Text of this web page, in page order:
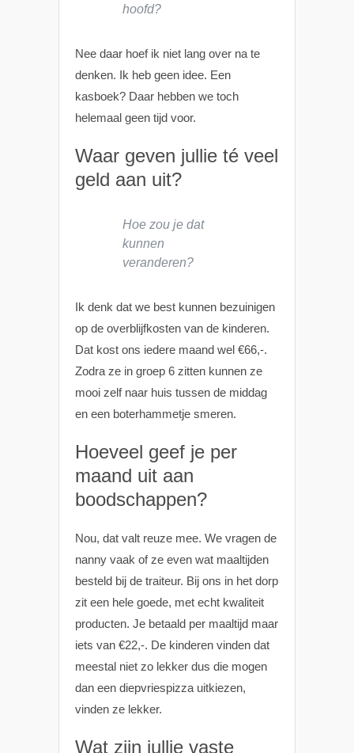
hoofd?
Nee daar hoef ik niet lang over na te
denken. Ik heb geen idee. Een
kasboek? Daar hebben we toch
helemaal geen tijd voor.
Waar geven jullie té veel
geld aan uit?
Hoe zou je dat
kunnen
veranderen?
Ik denk dat we best kunnen bezuinigen
op de overblijfkosten van de kinderen.
Dat kost ons iedere maand wel €66,-.
Zodra ze in groep 6 zitten kunnen ze
mooi zelf naar huis tussen de middag
en een boterhammetje smeren.
Hoeveel geef je per
maand uit aan
boodschappen?
Nou, dat valt reuze mee. We vragen de
nanny vaak of ze even wat maaltijden
besteld bij de traiteur. Bij ons in het dorp
zit een hele goede, met echt kwaliteit
producten. Je betaald per maaltijd maar
iets van €22,-. De kinderen vinden dat
meestal niet zo lekker dus die mogen
dan een diepvriespizza uitkiezen,
vinden ze lekker.
Wat zijn jullie vaste